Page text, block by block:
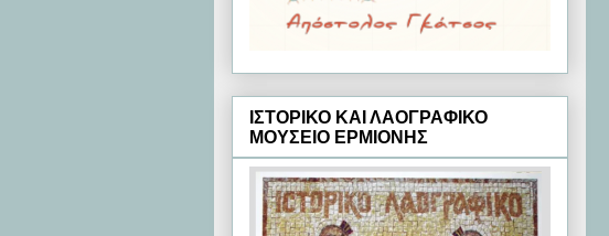
ΙΣΤΟΡΙΚΟ ΚΑΙ ΛΑΟΓΡΑΦΙΚΟ
ΜΟΥΣΕΙΟ ΕΡΜΙΟΝΗΣ